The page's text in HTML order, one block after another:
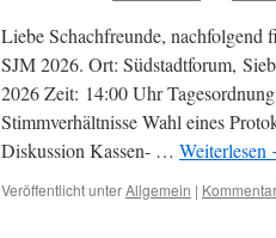
Liebe Schachfreunde,
SJM 2026. Ort: Südstadtforum,
2026 Zeit: 14:00 Uhr
Stimmverhältnisse Wahl eines
Diskussion Kassen- … Weiterlesen
Veröffentlicht unterAllgemein |